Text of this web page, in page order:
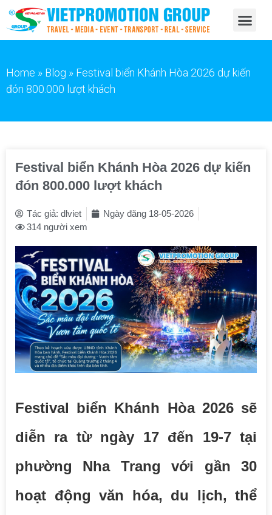
Home » Blog » Festival biển Khánh Hòa 2026 dự kiến
đón 800.000 lượt khách
Festival biển Khánh Hòa 2026 dự kiến
đón 800.000 lượt khách
Tác giả: dlviet Ngày đăng 18-05-2026
314 người xem
Festival biển Khánh Hòa 2026 sẽ
diễn ra từ ngày 17 đến 19-7 tại
phường Nha Trang với gần 30
hoạt động văn hóa, du lịch, thể